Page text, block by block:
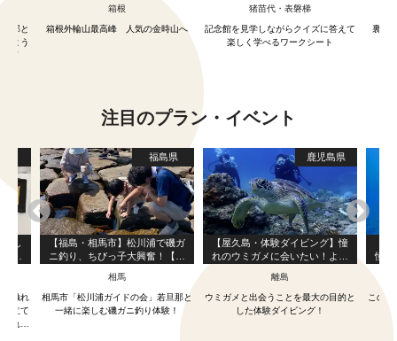
那と
よう
箱根
箱根外輪山最高峰 人気の金時山へ
猪苗代・表磐梯
記念館を見学しながらクイズに答えて
楽しく学べるワークシート
裏千
注目のプラン・イベント
し
に触れ
仕立て
取れる
福島県
【福島・相馬市】松川浦で磯ガ
ニ釣り、ちびっ子大興奮！【体
相馬
相馬市「松川浦ガイドの会」若旦那と
一緒に楽しむ磯ガニ釣り体験！
鹿児島県
【屋久島・体験ダイビング】憧
れのウミガメに会いたい！より
を上げるスペシャル1ダイブ・コ
ース！（3時間半）
離島
ウミガメと出会うことを最大の目的と
した体験ダイビング！
憧れ
このツ